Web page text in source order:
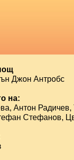
Джон Антробс
на:
Антон
Стефанов,